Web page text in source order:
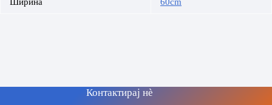
Ширина 60cm
Контактирај нè